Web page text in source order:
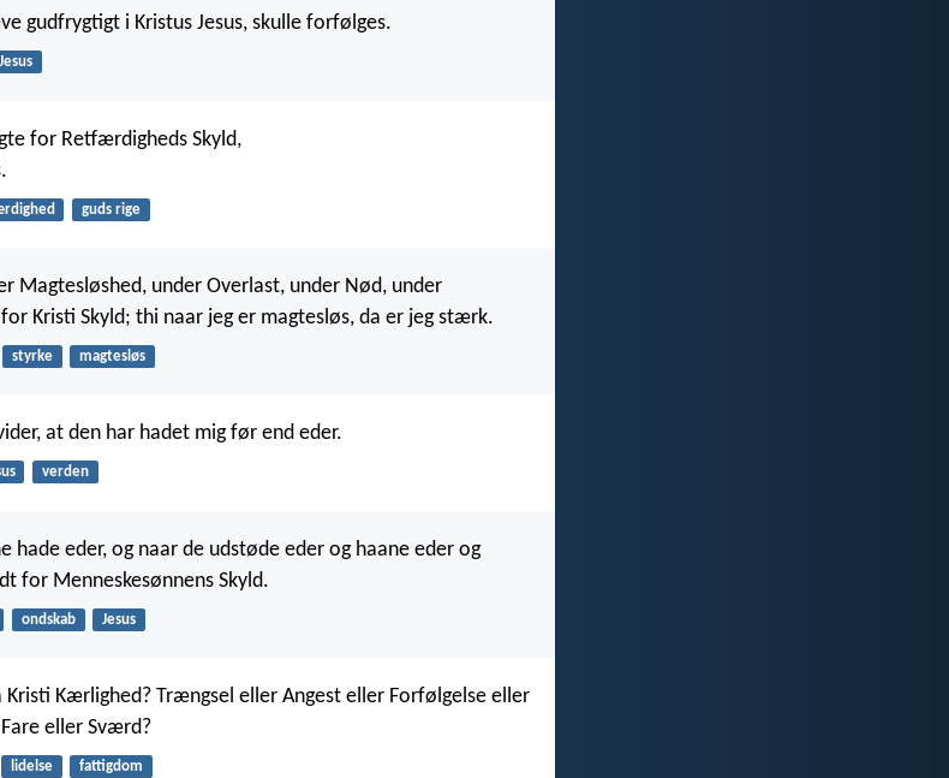
gudfrygtigt i Kristus Jesus, skulle forfølges.
Jesus
for Retfærdigheds Skyld,
guds rige
Magtesløshed, under Overlast, under Nød, under
Kristi Skyld; thi naar jeg er magtesløs, da er jeg stærk.
styrke magtesløs
at den har hadet mig før end eder.
verden
hade eder, og naar de udstøde eder og haane eder og
for Menneskesønnens Skyld.
ondskab Jesus
Kristi Kærlighed? Trængsel eller Angest eller Forfølgelse eller
eller Sværd?
lidelse fattigdom